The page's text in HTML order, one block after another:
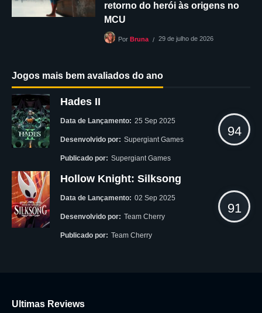
retorno do herói às origens no
MCU
Por Bruna 29 de julho de 2026
Jogos mais bem avaliados do ano
Hades II
Data de Lançamento: 25 Sep 2025
Desenvolvido por: Supergiant Games
Publicado por: Supergiant Games
94
Hollow Knight: Silksong
Data de Lançamento: 02 Sep 2025
Desenvolvido por: Team Cherry
Publicado por: Team Cherry
91
Ultimas Reviews